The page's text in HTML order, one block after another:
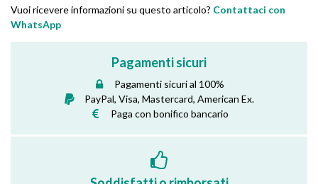
Vuoi ricevere informazioni su questo articolo? Contattaci con
WhatsApp
Pagamenti sicuri
Pagamenti sicuri al 100%
PayPal, Visa, Mastercard, American Ex.
Paga con bonifico bancario